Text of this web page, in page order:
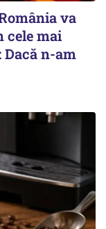
va
cele mai
Dacă n-am